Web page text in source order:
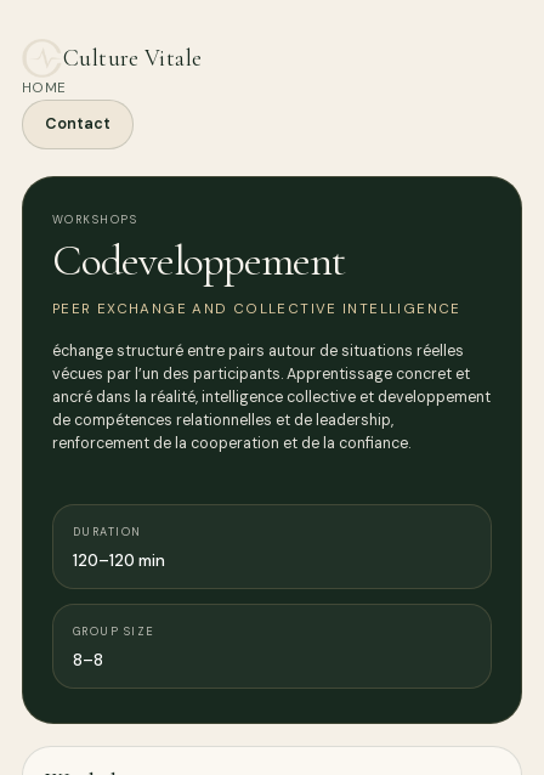
Culture Vitale
HOME
Contact
WORKSHOPS
Codeveloppement
PEER EXCHANGE AND COLLECTIVE INTELLIGENCE
échange structuré entre pairs autour de situations réelles
vécues par l’un des participants. Apprentissage concret et
ancré dans la réalité, intelligence collective et developpement
de compétences relationnelles et de leadership,
renforcement de la cooperation et de la confiance.
DURATION
120–120 min
GROUP SIZE
8–8